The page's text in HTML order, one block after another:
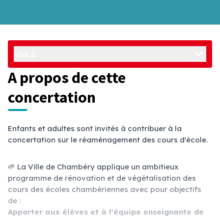
A propos de cette
concertation
Enfants et adultes sont invités à contribuer à la
concertation sur le réaménagement des cours d'école.
🌱 La Ville de Chambéry applique un ambitieux
programme de rénovation et de végétalisation des
cours des écoles chambériennes avec pour objectifs
de :
Apporter aux élèves et à l'équipe enseignante de